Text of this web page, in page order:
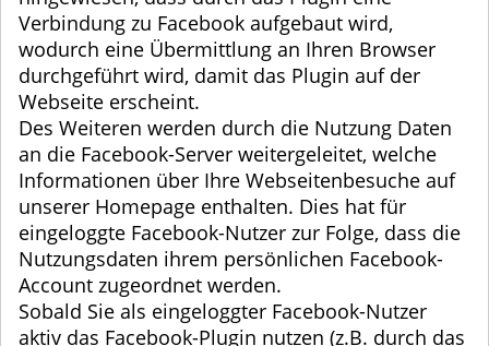
Verbindung zu Facebook aufgebaut wird,
wodurch eine Übermittlung an Ihren Browser
durchgeführt wird, damit das Plugin auf der
Webseite erscheint.
Des Weiteren werden durch die Nutzung Daten
an die Facebook-Server weitergeleitet, welche
Informationen über Ihre Webseitenbesuche auf
unserer Homepage enthalten. Dies hat für
eingeloggte Facebook-Nutzer zur Folge, dass die
Nutzungsdaten ihrem persönlichen Facebook-
Account zugeordnet werden.
Sobald Sie als eingeloggter Facebook-Nutzer
aktiv das Facebook-Plugin nutzen (z.B. durch das